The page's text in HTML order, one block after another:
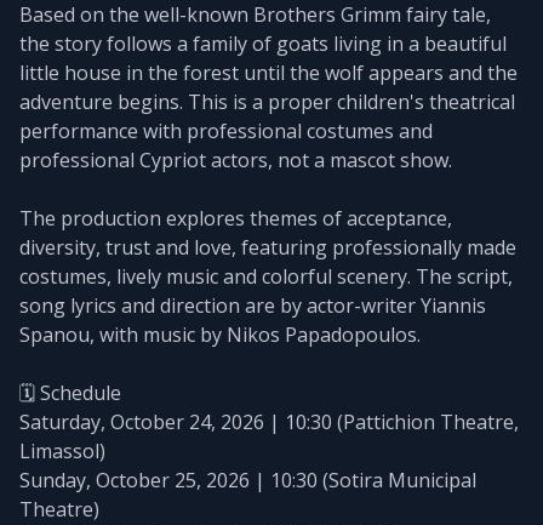
Based on the well-known Brothers Grimm fairy tale,
the story follows a family of goats living in a beautiful
little house in the forest until the wolf appears and the
adventure begins. This is a proper children's theatrical
performance with professional costumes and
professional Cypriot actors, not a mascot show.
The production explores themes of acceptance,
diversity, trust and love, featuring professionally made
costumes, lively music and colorful scenery. The script,
song lyrics and direction are by actor-writer Yiannis
Spanou, with music by Nikos Papadopoulos.
🗓️ Schedule
Saturday, October 24, 2026 | 10:30 (Pattichion Theatre,
Limassol)
Sunday, October 25, 2026 | 10:30 (Sotira Municipal
Theatre)